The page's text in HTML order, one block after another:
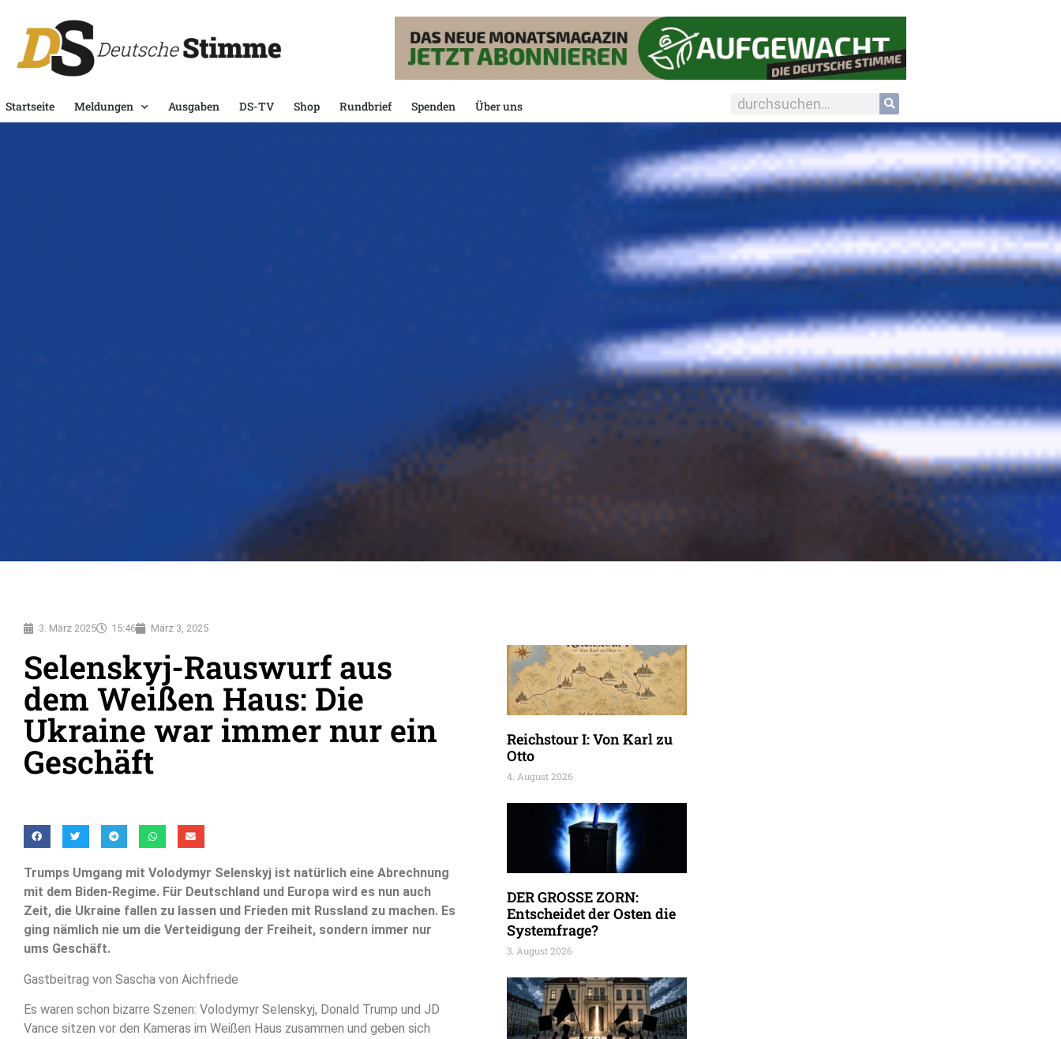
Startseite Meldungen Ausgaben DS-TV Shop Rundbrief Spenden Über uns
3. März 2025 15:46 März 3, 2025
Selenskyj-Rauswurf aus
dem Weißen Haus: Die
Ukraine war immer nur ein
Geschäft
Trumps Umgang mit Volodymyr Selenskyj ist natürlich eine Abrechnung
mit dem Biden-Regime. Für Deutschland und Europa wird es nun auch
Zeit, die Ukraine fallen zu lassen und Frieden mit Russland zu machen. Es
ging nämlich nie um die Verteidigung der Freiheit, sondern immer nur
ums Geschäft.
Gastbeitrag von Sascha von Aichfriede
Es waren schon bizarre Szenen: Volodymyr Selenskyj, Donald Trump und JD
Vance sitzen vor den Kameras im Weißen Haus zusammen und geben sich
Reichstour I: Von Karl zu
Otto
4. August 2026
DER GROSSE ZORN:
Entscheidet der Osten die
Systemfrage?
3. August 2026